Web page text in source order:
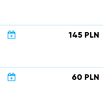
145 PLN
60 PLN